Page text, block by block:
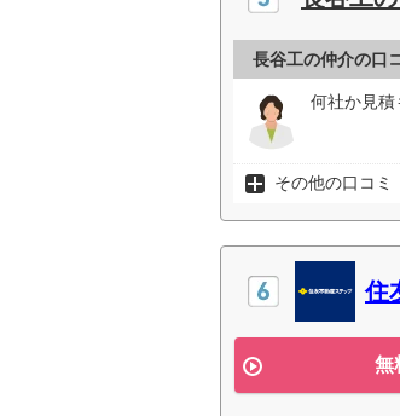
長谷工の仲介の口
何社か見積
その他の口コミ
住
無